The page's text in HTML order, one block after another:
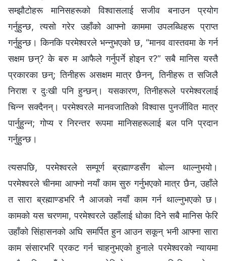
सम्झौटोहरू मानिसहरूको विश्‍वासलाई सजीव बनाउन प्रयोग
गर्नुहुन्छ, त्यसो गरेर उहाँको आफ्नो काममा उपलब्धिहरू प्राप्त
गर्नुहुन्छ। किनकि परमेश्‍वरले भन्नुभएको छ, “मानव वास्तवमा के गर्न
सक्षम छन्? के बरु म आफैले गर्नुपर्ने होइन र?” सबै मानिस यस्तै
प्रकारका छन्; तिनीहरू असक्षम मात्र छैनन्, तिनीहरू त सजिलै
निराश र दुःखी पनि हुन्छन्। यसकारण, तिनीहरूले परमेश्‍वरलाई
चिन्न सक्दैनन्। परमेश्‍वरले मानवजातिको विश्‍वास पुनर्जीवित मात्र
पार्नुहुन्न; गोप्य र निरन्तर रूपमा मानिसहरूलाई बल पनि प्रदान
गर्नुहुन्छ।
त्यसपछि, परमेश्‍वरले सम्पूर्ण ब्रह्माण्डसँग बोल्न थाल्नुभयो।
परमेश्‍वरले चीनमा आफ्नो नयाँ काम सुरु गर्नुभएको मात्र छैन, उहाँले
त सारा ब्रह्माण्डभरि नै आजको नयाँ काम गर्न थाल्नुभएको छ।
कामको यस चरणमा, परमेश्‍वरले उहाँलाई धोका दिने सबै मानिस फेरि
उहाँको सिंहासनको अघि समर्पित हुन आउन सकून् भनी आफ्ना सारा
काम संसारभरि प्रकट गर्न चाहनुभएको हुनाले परमेश्‍वरको न्यायमा